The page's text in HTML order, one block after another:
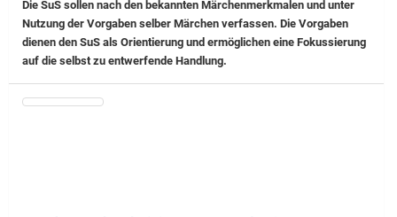
Die SuS sollen nach den bekannten Märchenmerkmalen und unter
Nutzung der Vorgaben selber Märchen verfassen. Die Vorgaben
dienen den SuS als Orientierung und ermöglichen eine Fokussierung
auf die selbst zu entwerfende Handlung.